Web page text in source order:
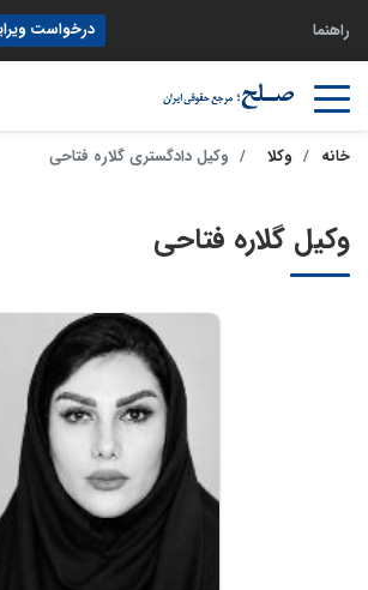
راهنما درخواست
خانه وکلا وکیل دادگستری گلاره فتاحی
وکیل گلاره فتاحی